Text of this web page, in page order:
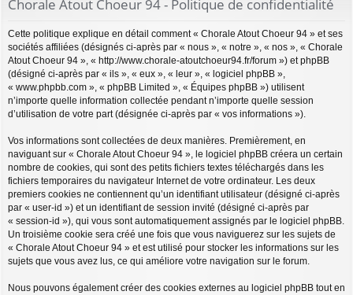
pi
de
s
Chorale Atout Choeur 94 - Politique de confidentialité
Cette politique explique en détail comment « Chorale Atout Choeur 94 » et ses
sociétés affiliées (désignés ci-après par « nous », « notre », « nos », « Chorale
Atout Choeur 94 », « http://www.chorale-atoutchoeur94.fr/forum ») et phpBB
(désigné ci-après par « ils », « eux », « leur », « logiciel phpBB »,
« www.phpbb.com », « phpBB Limited », « Équipes phpBB ») utilisent
n’importe quelle information collectée pendant n’importe quelle session
d’utilisation de votre part (désignée ci-après par « vos informations »).
Vos informations sont collectées de deux manières. Premièrement, en
naviguant sur « Chorale Atout Choeur 94 », le logiciel phpBB créera un certain
nombre de cookies, qui sont des petits fichiers textes téléchargés dans les
fichiers temporaires du navigateur Internet de votre ordinateur. Les deux
premiers cookies ne contiennent qu’un identifiant utilisateur (désigné ci-après
par « user-id ») et un identifiant de session invité (désigné ci-après par
« session-id »), qui vous sont automatiquement assignés par le logiciel phpBB.
Un troisième cookie sera créé une fois que vous naviguerez sur les sujets de
« Chorale Atout Choeur 94 » et est utilisé pour stocker les informations sur les
sujets que vous avez lus, ce qui améliore votre navigation sur le forum.
Nous pouvons également créer des cookies externes au logiciel phpBB tout en